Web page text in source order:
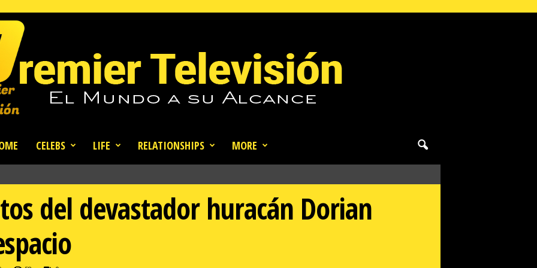
CELEBS LIFE RELATIONSHIPS MORE
del devastador huracán Dorian